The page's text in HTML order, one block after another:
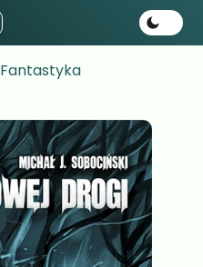
Fantastyka